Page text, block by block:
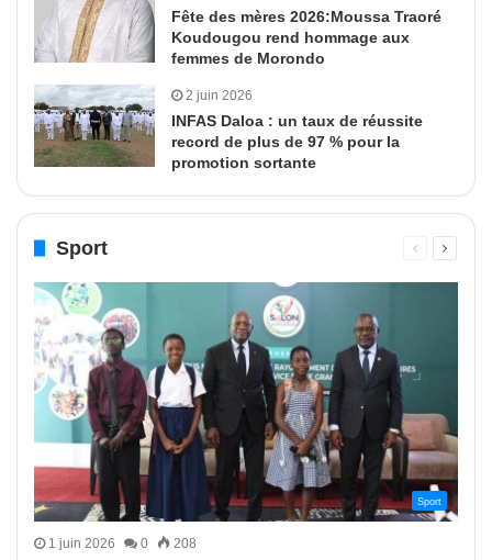
Fête des mères 2026:Moussa Traoré
Koudougou rend hommage aux
femmes de Morondo
2 juin 2026
INFAS Daloa : un taux de réussite
record de plus de 97 % pour la
promotion sortante
Sport
PagePage
Sport
1 juin 2026 0 208